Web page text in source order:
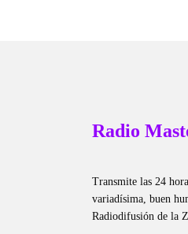
Radio
Transmite las 24
variadísima, buen
Radiodifusión de la